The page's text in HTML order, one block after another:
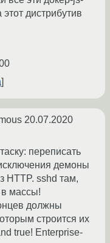
дистрибутив
20.07.2020
переписать
демоны
HTTP. sshd там,
массы!
должны
строится их
true! Enterprise-